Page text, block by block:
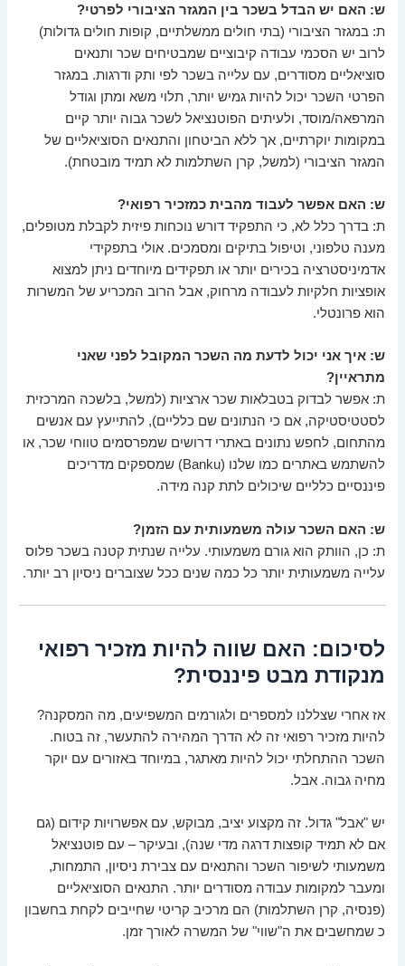
ש: האם יש הבדל בשכר בין המגזר הציבורי לפרטי?
ת: במגזר הציבורי (בתי חולים ממשלתיים, קופות חולים גדולות)
לרוב יש הסכמי עבודה קיבוציים שמבטיחים שכר ותנאים
סוציאליים מסודרים, עם עלייה בשכר לפי ותק ודרגות. במגזר
הפרטי השכר יכול להיות גמיש יותר, תלוי משא ומתן וגודל
המרפאה/מוסד, ולעיתים הפוטנציאל לשכר גבוה יותר קיים
במקומות יוקרתיים, אך ללא הביטחון והתנאים הסוציאליים של
המגזר הציבורי (למשל, קרן השתלמות לא תמיד מובטחת).
ש: האם אפשר לעבוד מהבית כמזכיר רפואי?
ת: בדרך כלל לא, כי התפקיד דורש נוכחות פיזית לקבלת מטופלים,
מענה טלפוני, וטיפול בתיקים ומסמכים. אולי בתפקידי
אדמיניסטרציה בכירים יותר או תפקידים מיוחדים ניתן למצוא
אופציות חלקיות לעבודה מרחוק, אבל הרוב המכריע של המשרות
הוא פרונטלי.
ש: איך אני יכול לדעת מה השכר המקובל לפני שאני
מתראיין?
ת: אפשר לבדוק בטבלאות שכר ארציות (למשל, בלשכה המרכזית
לסטטיסטיקה, אם כי הנתונים שם כלליים), להתייעץ עם אנשים
מהתחום, לחפש נתונים באתרי דרושים שמפרסמים טווחי שכר, או
להשתמש באתרים כמו שלנו (Banku) שמספקים מדריכים
פיננסיים כלליים שיכולים לתת קנה מידה.
ש: האם השכר עולה משמעותית עם הזמן?
ת: כן, הוותק הוא גורם משמעותי. עלייה שנתית קטנה בשכר פלוס
עלייה משמעותית יותר כל כמה שנים ככל שצוברים ניסיון רב יותר.
לסיכום: האם שווה להיות מזכיר רפואי
מנקודת מבט פיננסית?
אז אחרי שצללנו למספרים ולגורמים המשפיעים, מה המסקנה?
להיות מזכיר רפואי זה לא הדרך המהירה להתעשר, זה בטוח.
השכר ההתחלתי יכול להיות מאתגר, במיוחד באזורים עם יוקר
מחיה גבוה. אבל.
יש "אבל" גדול. זה מקצוע יציב, מבוקש, עם אפשרויות קידום (גם
אם לא תמיד קופצות דרגה מדי שנה), ובעיקר – עם פוטנציאל
משמעותי לשיפור השכר והתנאים עם צבירת ניסיון, התמחות,
ומעבר למקומות עבודה מסודרים יותר. התנאים הסוציאליים
(פנסיה, קרן השתלמות) הם מרכיב קריטי שחייבים לקחת בחשבון
כ שמחשבים את ה"שווי" של המשרה לאורך זמן.